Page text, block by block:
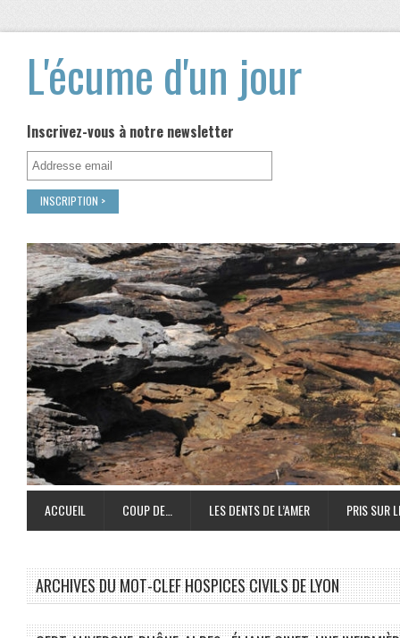
L'écume d'un jour
Inscrivez-vous à notre newsletter
ACCUEIL COUP DE… LES DENTS DE L’AMER PRIS SUR
ARCHIVES DU MOT-CLEFHOSPICES CIVILS DE LYON